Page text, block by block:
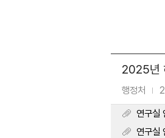
2025년
행정처 |
연구
연구